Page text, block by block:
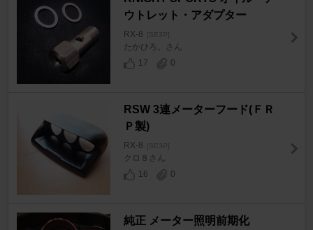
ウトレット・アダプター
RX-8 [SE3P]
たかひろ。さん
17
0
RSW 3連メーターフード(ＦＲ
Ｐ製)
RX-8 [SE3P]
クロ８さん
16
0
純正 メーター照明前期化